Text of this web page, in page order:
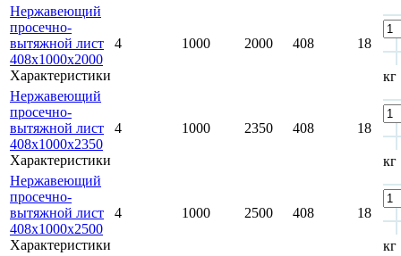
Нержавеющий
просечно-
вытяжной лист
408х1000х2000
Характеристики
4 1000 2000 408 18
кг
Нержавеющий
просечно-
вытяжной лист
408х1000х2350
Характеристики
4 1000 2350 408 18
кг
Нержавеющий
просечно-
вытяжной лист
408х1000х2500
Характеристики
4 1000 2500 408 18
кг